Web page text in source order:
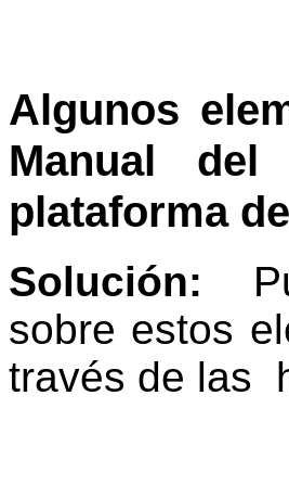
Algunos
Manual
plataforma
Solución: P
sobre estos
través de las